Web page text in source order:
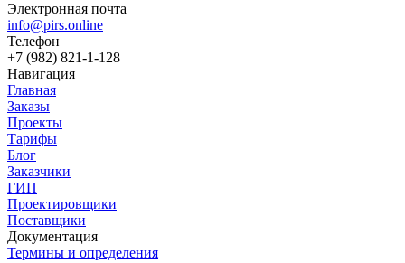
Электронная почта
info@pirs.online
Телефон
+7 (982) 821-1-128
Навигация
Главная
Заказы
Проекты
Тарифы
Блог
Заказчики
ГИП
Проектировщики
Поставщики
Документация
Термины и определения